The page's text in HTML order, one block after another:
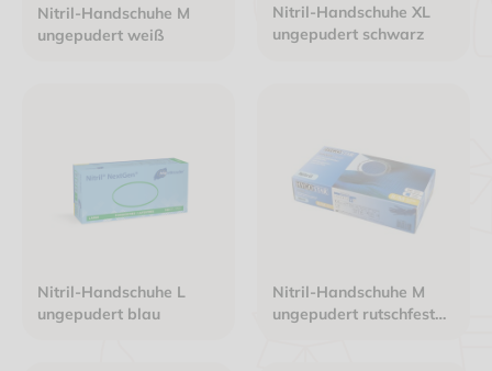
Nitril-Handschuhe M
ungepudert weiß
Nitril-Handschuhe XL
ungepudert schwarz
Nitril-Handschuhe L
ungepudert blau
Nitril-Handschuhe M
ungepudert rutschfest